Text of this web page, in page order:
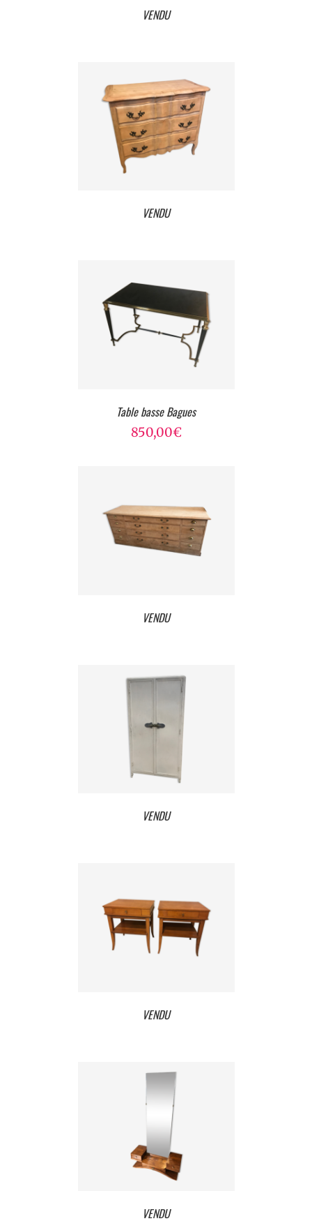
VENDU
VENDU
Table basse Bagues
850,00€
VENDU
VENDU
VENDU
VENDU